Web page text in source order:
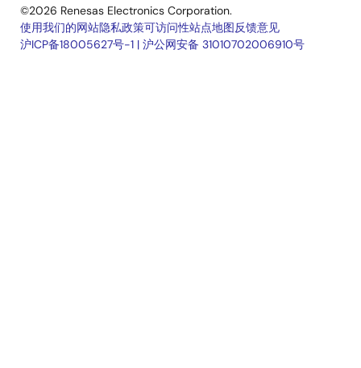
©2026 Renesas Electronics Corporation.
Legal
使用我们的网站隐私政策可访问性站点地图反馈意见
沪ICP备18005627号-1 | 沪公网安备 31010702006910号